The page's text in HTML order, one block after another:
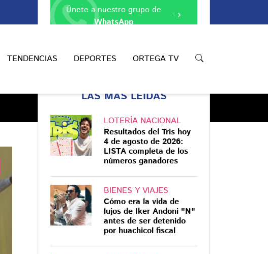
TENDENCIAS DEPORTES ORTEGA TV
Compartir
Únete a nuestro grupo de
WhatsApp
LAS MÁS LEÍDAS
LOTERÍA NACIONAL
Resultados del Tris hoy
4 de agosto de 2026:
LISTA completa de los
números ganadores
BIENES Y VIAJES
Cómo era la vida de
lujos de Iker Andoni "N"
antes de ser detenido
por huachicol fiscal